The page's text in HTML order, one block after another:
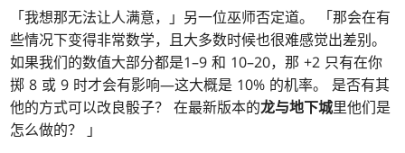
「我想那无法让人满意，」另一位巫师否定道。 「那会在有
些情况下变得非常数学，且大多数时候也很难感觉出差别。
如果我们的数值大部分都是1–9 和 10–20，那 +2 只有在你
掷 8 或 9 时才会有影响—这大概是 10% 的机率。 是否有其
他的方式可以改良骰子？ 在最新版本的龙与地下城里他们是
怎么做的？ 」